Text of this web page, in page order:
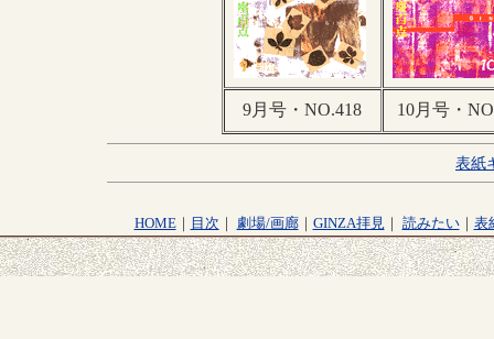
9月号・NO.418 10月号・
表紙
HOME｜ 目次 ｜ 劇場/画廊｜ GINZA拝見｜ 読みたい｜ 表